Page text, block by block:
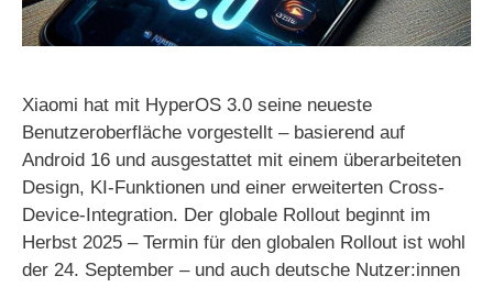
Xiaomi hat mit HyperOS 3.0 seine neueste
Benutzeroberfläche vorgestellt – basierend auf
Android 16 und ausgestattet mit einem überarbeiteten
Design, KI-Funktionen und einer erweiterten Cross-
Device-Integration. Der globale Rollout beginnt im
Herbst 2025 – Termin für den globalen Rollout ist wohl
der 24. September – und auch deutsche Nutzer:innen